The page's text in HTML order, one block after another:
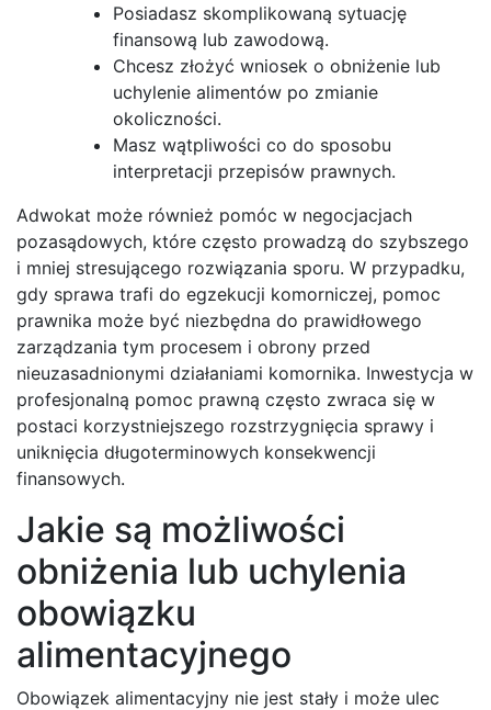
Posiadasz skomplikowaną sytuację
finansową lub zawodową.
Chcesz złożyć wniosek o obniżenie lub
uchylenie alimentów po zmianie
okoliczności.
Masz wątpliwości co do sposobu
interpretacji przepisów prawnych.
Adwokat może również pomóc w negocjacjach
pozasądowych, które często prowadzą do szybszego
i mniej stresującego rozwiązania sporu. W przypadku,
gdy sprawa trafi do egzekucji komorniczej, pomoc
prawnika może być niezbędna do prawidłowego
zarządzania tym procesem i obrony przed
nieuzasadnionymi działaniami komornika. Inwestycja w
profesjonalną pomoc prawną często zwraca się w
postaci korzystniejszego rozstrzygnięcia sprawy i
uniknięcia długoterminowych konsekwencji
finansowych.
Jakie są możliwości
obniżenia lub uchylenia
obowiązku
alimentacyjnego
Obowiązek alimentacyjny nie jest stały i może ulec